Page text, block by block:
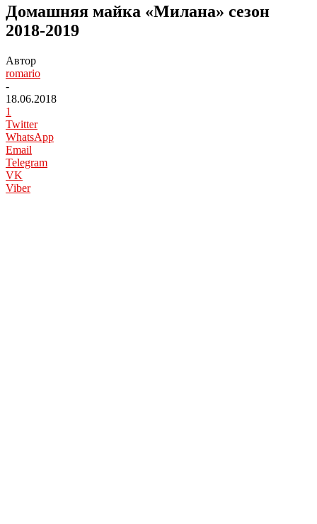
Домашняя майка «Милана» сезон
2018-2019
Автор
romario
-
18.06.2018
1
Twitter
WhatsApp
Email
Telegram
VK
Viber